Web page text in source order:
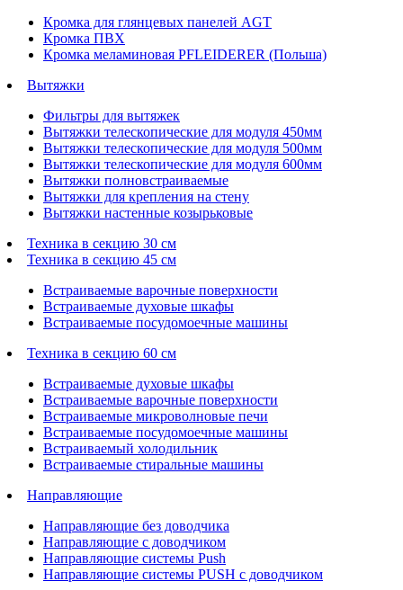
Кромка для глянцевых панелей AGT
Кромка ПВХ
Кромка меламиновая PFLEIDERER (Польша)
Вытяжки
Фильтры для вытяжек
Вытяжки телескопические для модуля 450мм
Вытяжки телескопические для модуля 500мм
Вытяжки телескопические для модуля 600мм
Вытяжки полновстраиваемые
Вытяжки для крепления на стену
Вытяжки настенные козырьковые
Техника в секцию 30 см
Техника в секцию 45 см
Встраиваемые варочные поверхности
Встраиваемые духовые шкафы
Встраиваемые посудомоечные машины
Техника в секцию 60 см
Встраиваемые духовые шкафы
Встраиваемые варочные поверхности
Встраиваемые микроволновые печи
Встраиваемые посудомоечные машины
Встраиваемый холодильник
Встраиваемые стиральные машины
Направляющие
Направляющие без доводчика
Направляющие с доводчиком
Направляющие системы Push
Направляющие системы PUSH с доводчиком